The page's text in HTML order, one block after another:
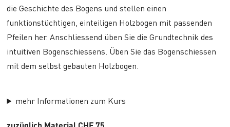
die Geschichte des Bogens und stellen einen
funktionstüchtigen, einteiligen Holzbogen mit passenden
Pfeilen her. Anschliessend üben Sie die Grundtechnik des
intuitiven Bogenschiessens. Üben Sie das Bogenschiessen
mit dem selbst gebauten Holzbogen.
mehr Informationen zum Kurs